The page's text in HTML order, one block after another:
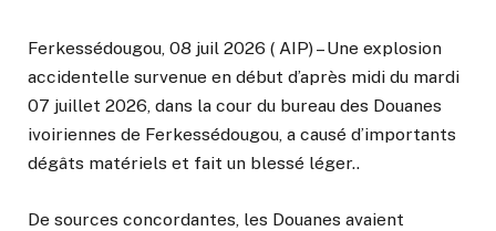
Ferkessédougou, 08 juil 2026 ( AIP) – Une explosion
accidentelle survenue en début d’après midi du mardi
07 juillet 2026, dans la cour du bureau des Douanes
ivoiriennes de Ferkessédougou, a causé d’importants
dégâts matériels et fait un blessé léger..
De sources concordantes, les Douanes avaient